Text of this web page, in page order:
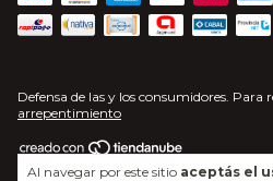
Al navegar por este sitio aceptás el
Defensa de las y los consumidores. Para
arrepentimiento
Copyright Electricidad Centro S.A. -